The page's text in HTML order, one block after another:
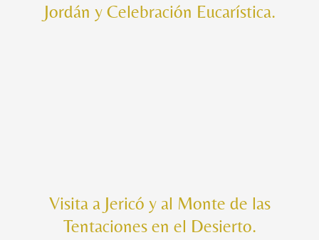
Jordán y Celebración Eucarística.
Visita a Jericó y al Monte de las
Tentaciones en el Desierto.